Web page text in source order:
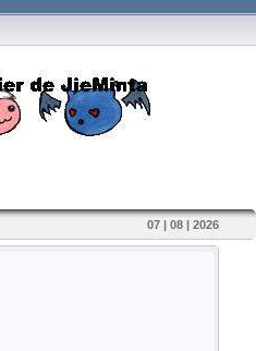
07 | 08 | 2026